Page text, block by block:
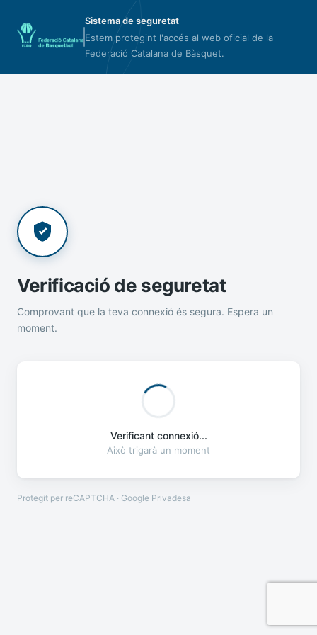
Sistema de seguretat
Estem protegint l'accés al web oficial de la
Federació Catalana de Bàsquet.
Verificació de seguretat
Comprovant que la teva connexió és segura. Espera un
moment.
Verificant connexió...
Això trigarà un moment
Protegit per reCAPTCHA · Google Privadesa